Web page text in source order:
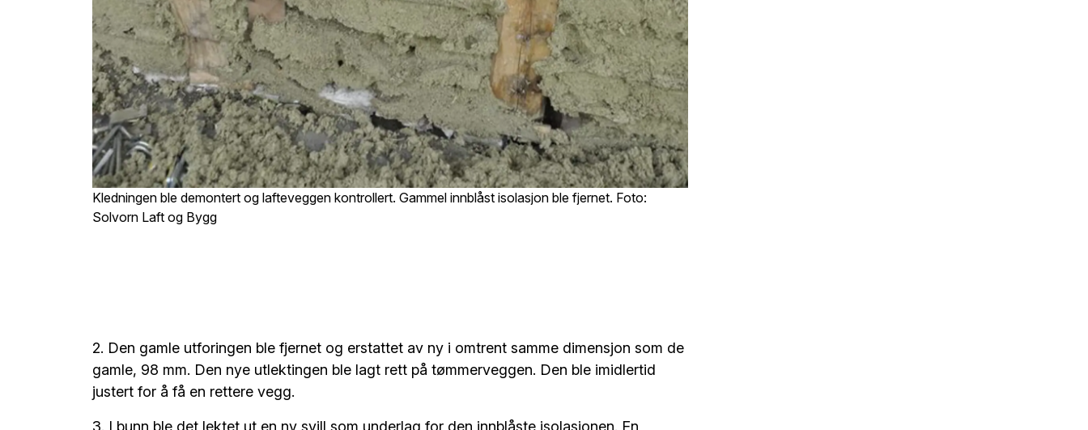
Kledningen ble demontert og lafteveggen kontrollert. Gammel innblåst isolasjon ble fjernet. Foto:
Solvorn Laft og Bygg
2. Den gamle utforingen ble fjernet og erstattet av ny i omtrent samme dimensjon som de
gamle, 98 mm. Den nye utlektingen ble lagt rett på tømmerveggen. Den ble imidlertid
justert for å få en rettere vegg.
3. I bunn ble det lektet ut en ny svill som underlag for den innblåste isolasjonen. En